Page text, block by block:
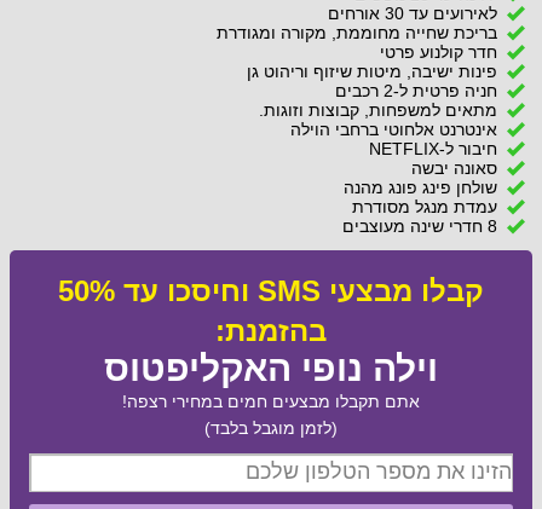
לאירועים עד 30 אורחים
בריכת שחייה מחוממת, מקורה ומגודרת
חדר קולנוע פרטי
פינות ישיבה, מיטות שיזוף וריהוט גן
חניה פרטית ל-2 רכבים
מתאים למשפחות, קבוצות וזוגות.
אינטרנט אלחוטי ברחבי הוילה
חיבור ל-NETFLIX
סאונה יבשה
שולחן פינג פונג מהנה
עמדת מנגל מסודרת
8 חדרי שינה מעוצבים
קבלו מבצעי SMS וחיסכו עד 50%
בהזמנת:
וילה נופי האקליפטוס
אתם תקבלו מבצעים חמים במחירי רצפה!
(לזמן מוגבל בלבד)